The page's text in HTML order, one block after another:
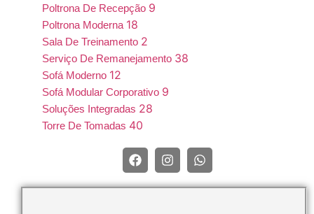
Poltrona De Recepção 9
Poltrona Moderna 18
Sala De Treinamento 2
Serviço De Remanejamento 38
Sofá Moderno 12
Sofá Modular Corporativo 9
Soluções Integradas 28
Torre De Tomadas 40